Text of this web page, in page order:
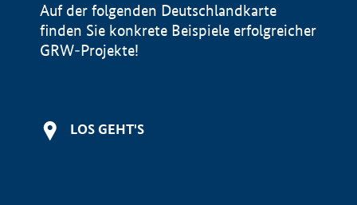
Auf der folgenden Deutschlandkarte
finden Sie konkrete Beispiele erfolgreicher
GRW-Projekte!
LOS GEHT'S